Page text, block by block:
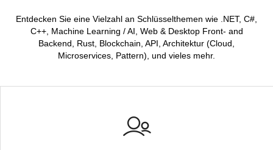
Entdecken Sie eine Vielzahl an Schlüsselthemen wie .NET, C#,
C++, Machine Learning / AI, Web & Desktop Front- and
Backend, Rust, Blockchain, API, Architektur (Cloud,
Microservices, Pattern), und vieles mehr.